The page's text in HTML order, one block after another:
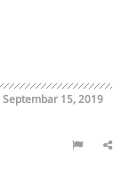
Septembar 15, 2019